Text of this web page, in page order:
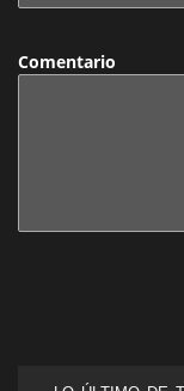
Comentario